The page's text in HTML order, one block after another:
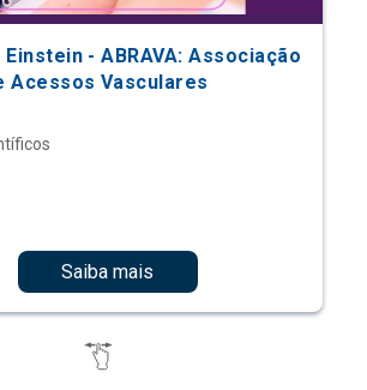
Einstein - ABRAVA: Associação
Acessos Vasculares
Saiba mais